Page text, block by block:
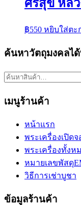
ศรีสุข หล
฿550 หยิบใส่ตะ
ค้นหาวัตถุมงคลไ
ค้นหา:
เมนูร้านค้า
หน้าแรก
พระเครื่องเปิดจ
พระเครื่องทั้งห
หมายเลขพัสดุ
วิธีการเช่าบูชา
ข้อมูลร้านค้า